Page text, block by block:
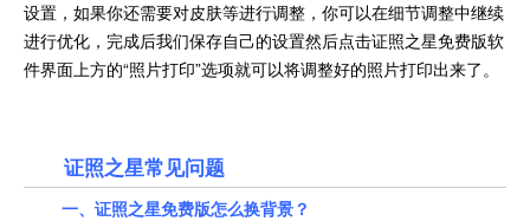
设置，如果你还需要对皮肤等进行调整，你可以在细节调整中继续
进行优化，完成后我们保存自己的设置然后点击证照之星免费版软
件界面上方的“照片打印”选项就可以将调整好的照片打印出来了。
证照之星常见问题
一、证照之星免费版怎么换背景？